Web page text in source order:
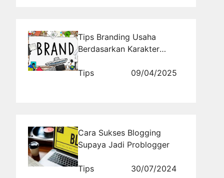
Tips Branding Usaha
Berdasarkan Karakter
Tips
09/04/2025
Cara Sukses Blogging
Supaya Jadi Problogger
Tips 30/07/2024